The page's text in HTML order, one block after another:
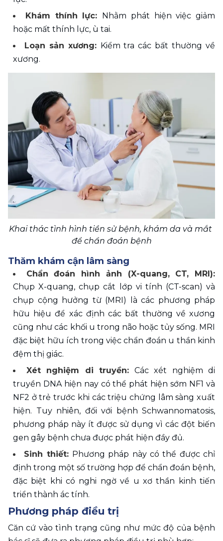
Khám thính lực:
Nhằm phát hiện việc giảm
hoặc mất thính lực, ù tai.
Loạn sản xương: Kiểm tra các bất thường về
xương.
Khai thác tình hình tiền sử bệnh, khám da và mắt
để chẩn đoán bệnh
Thăm khám cận lâm sàng
Chụp X-quang, chụp cắt lớp vi tính (CT-scan) và
chụp cộng hưởng từ (MRI) là các phương pháp
hữu hiệu để xác định các bất thường về xương
cũng như các khối u trong não hoặc tủy sống. MRI
đặc biệt hữu ích trong việc chẩn đoán u thần kinh
đệm thị giác.
Xét nghiệm di truyền: Các xét nghiệm di
truyền DNA hiện nay có thể phát hiện sớm NF1 và
NF2 ở trẻ trước khi các triệu chứng lâm sàng xuất
hiện. Tuy nhiên, đối với bệnh Schwannomatosis,
phương pháp này ít được sử dụng vì các đột biến
gen gây bệnh chưa được phát hiện đầy đủ.
Sinh thiết: Phương pháp này có thể được chỉ
định trong một số trường hợp để chẩn đoán bệnh,
đặc biệt khi có nghi ngờ về u xơ thần kinh tiến
triển thành ác tính.
Phương pháp điều trị
Căn cứ vào tình trạng cũng như mức độ của bệnh